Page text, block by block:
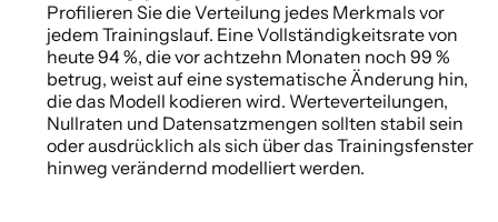
Profilieren Sie die Verteilung jedes Merkmals vor
jedem Trainingslauf. Eine Vollständigkeitsrate von
heute 94 %, die vor achtzehn Monaten noch 99 %
betrug, weist auf eine systematische Änderung hin,
die das Modell kodieren wird. Werteverteilungen,
Nullraten und Datensatzmengen sollten stabil sein
oder ausdrücklich als sich über das Trainingsfenster
hinweg verändernd modelliert werden.